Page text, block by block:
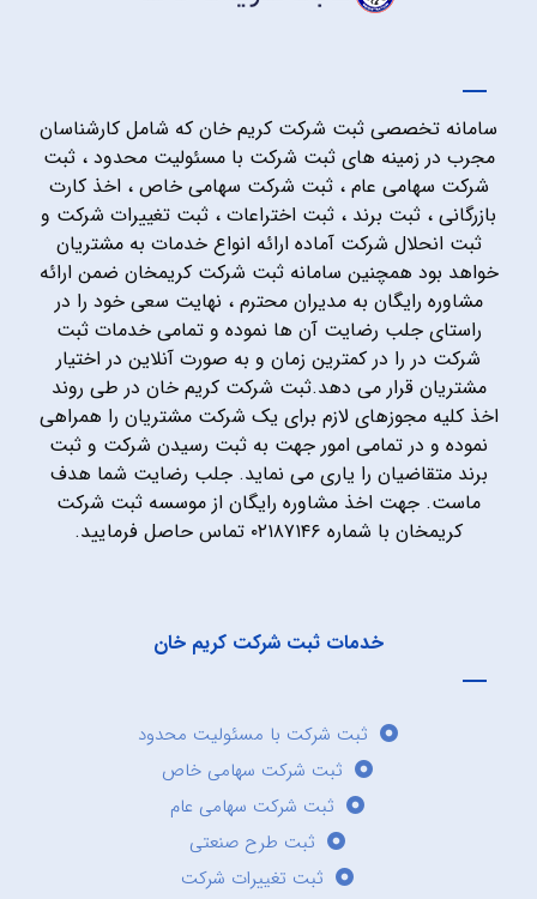
سامانه تخصصی ثبت شرکت کریم خان که شامل کارشناسان
مجرب در زمینه های ثبت شرکت با مسئولیت محدود ، ثبت
شرکت سهامی عام ، ثبت شرکت سهامی خاص ، اخذ کارت
بازرگانی ، ثبت برند ، ثبت اختراعات ، ثبت تغییرات شرکت و
ثبت انحلال شرکت آماده ارائه انواع خدمات به مشتریان
خواهد بود همچنین سامانه ثبت شرکت کریمخان ضمن ارائه
مشاوره رایگان به مدیران محترم ، نهایت سعی خود را در
راستای جلب رضایت آن ها نموده و تمامی خدمات ثبت
شرکت در را در کمترین زمان و به صورت آنلاین در اختیار
مشتریان قرار می دهد.ثبت شرکت کریم خان در طی روند
اخذ کلیه مجوزهای لازم برای یک شرکت مشتریان را همراهی
نموده و در تمامی امور جهت به ثبت رسیدن شرکت و ثبت
برند متقاضیان را یاری می نماید. جلب رضایت شما هدف
ماست. جهت اخذ مشاوره رایگان از موسسه ثبت شرکت
کریمخان با شماره ۰۲۱۸۷۱۴۶ تماس حاصل فرمایید.
خدمات ثبت شرکت کریم خان
ثبت شرکت با مسئولیت محدود
ثبت شرکت سهامی خاص
ثبت شرکت سهامی عام
ثبت طرح صنعتی
ثبت تغییرات شرکت